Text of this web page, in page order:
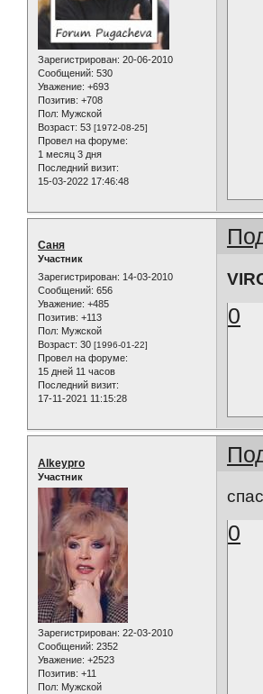
Зарегистрирован: 20-06-2010
Сообщений: 530
Уважение: +693
Позитив: +708
Пол: Мужской
Возраст: 53 [1972-08-25]
Провел на форуме:
1 месяц 3 дня
Последний визит:
15-03-2022 17:46:48
Саня
Участник
Зарегистрирован: 14-03-2010
Сообщений: 656
Уважение: +485
Позитив: +113
Пол: Мужской
Возраст: 30 [1996-01-22]
Провел на форуме:
15 дней 11 часов
Последний визит:
17-11-2021 11:15:28
0
Alkeypro
Участник
Зарегистрирован: 22-03-2010
Сообщений: 2352
Уважение: +2523
Позитив: +11
Пол: Мужской
0